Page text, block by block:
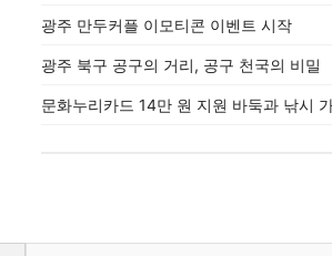
광주 만두커플 이모티콘 이벤트 시작
광주 북구 공구의 거리, 공구 천국의 비밀
문화누리카드 14만 원 지원 바둑과 낚시